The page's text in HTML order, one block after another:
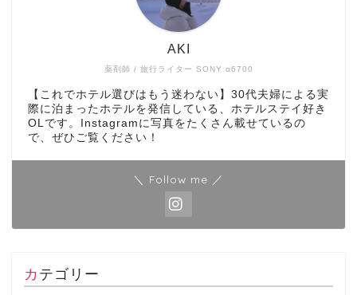
薬剤師 / 旅行ライター SONY α6700
AKI
【これでホテル選びはもう迷わない】30代夫婦による実
際に泊まったホテルを発信している、ホテルステイ好き
OLです。Instagramに写真をたくさん載せているの
で、ぜひご覧ください！
＼ Follow me ／
カテゴリー